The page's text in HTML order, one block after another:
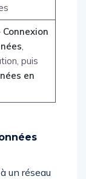
Connexion
puis
en
un réseau